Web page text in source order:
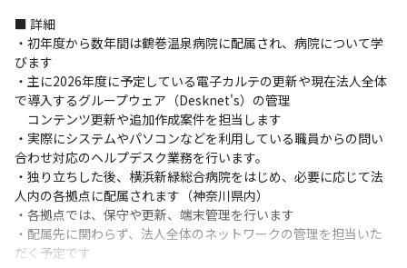
■ 詳細
・初年度から数年間は鶴巻温泉病院に配属され、病院について学
びます
・主に2026年度に予定している電子カルテの更新や現在法人全体
で導入するグループウェア（Desknet's）の管理
コンテンツ更新や追加作成案件を担当します
・実際にシステムやパソコンなどを利用している職員からの問い
合わせ対応のヘルプデスク業務を行います。
・独り立ちした後、横浜新緑総合病院をはじめ、必要に応じて法
人内の各拠点に配属されます（神奈川県内）
・各拠点では、保守や更新、端末管理を行います
・配属先に関わらず、法人全体のネットワークの管理を担当いた
だく予定です